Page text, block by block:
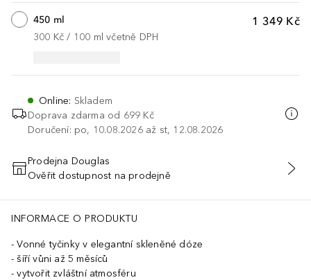
1 349 Kč
450 ml
300 Kč / 100 ml včetně DPH
Online: Skladem
Doprava zdarma od 699 Kč
Doručení: po, 10.08.2026 až st, 12.08.2026
PŘIDAT DO KOŠÍKU
Prodejna Douglas
Ověřit dostupnost na prodejně
INFORMACE O PRODUKTU
Vonné tyčinky v elegantní skleněné dóze
šíří vůni až 5 měsíců
vytvořit zvláštní atmosféru